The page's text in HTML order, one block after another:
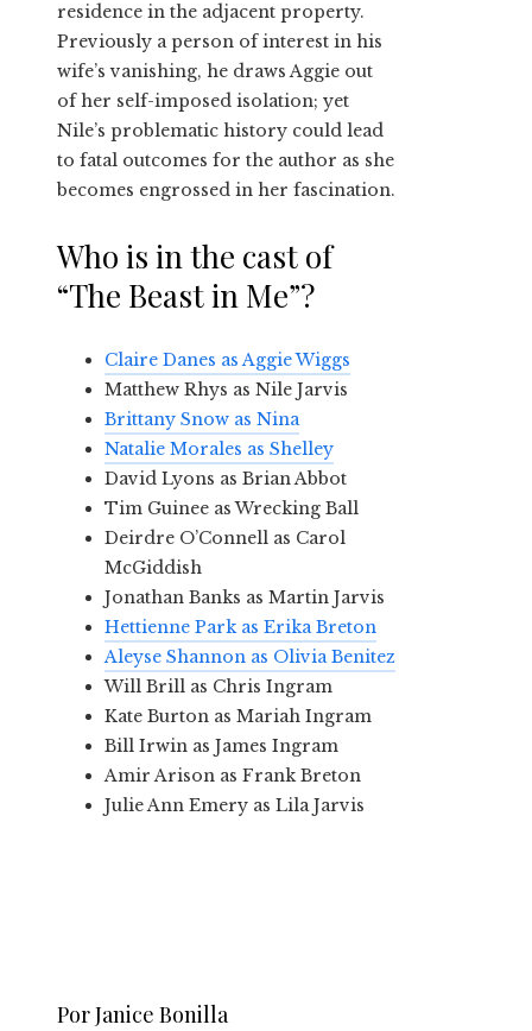
residence in the adjacent property.
Previously a person of interest in his
wife’s vanishing, he draws Aggie out
of her self-imposed isolation; yet
Nile’s problematic history could lead
to fatal outcomes for the author as she
becomes engrossed in her fascination.
Who is in the cast of
“The Beast in Me”?
Claire Danes as Aggie Wiggs
Matthew Rhys as Nile Jarvis
Brittany Snow as Nina
Natalie Morales as Shelley
David Lyons as Brian Abbot
Tim Guinee as Wrecking Ball
Deirdre O’Connell as Carol
McGiddish
Jonathan Banks as Martin Jarvis
Hettienne Park as Erika Breton
Aleyse Shannon as Olivia Benitez
Will Brill as Chris Ingram
Kate Burton as Mariah Ingram
Bill Irwin as James Ingram
Amir Arison as Frank Breton
Julie Ann Emery as Lila Jarvis
Por Janice Bonilla